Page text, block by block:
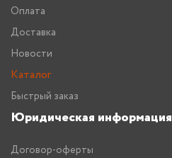
Оплата
Доставка
Новости
Каталог
Быстрый заказ
Юридическая информация
Договор-оферты